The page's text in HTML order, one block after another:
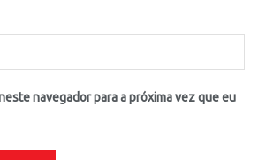
navegador para a próxima vez que eu